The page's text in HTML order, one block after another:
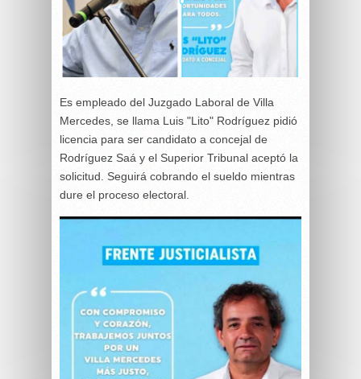
Es empleado del Juzgado Laboral de Villa
Mercedes, se llama Luis "Lito" Rodríguez pidió
licencia para ser candidato a concejal de
Rodríguez Saá y el Superior Tribunal aceptó la
solicitud. Seguirá cobrando el sueldo mientras
dure el proceso electoral.